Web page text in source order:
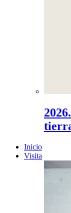
Inicio
Visita